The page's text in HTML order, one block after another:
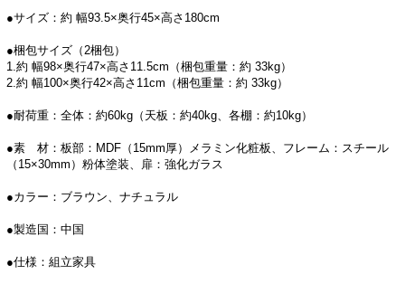
●サイズ：約 幅93.5×奥行45×高さ180cm
●梱包サイズ（2梱包）
1.約 幅98×奥行47×高さ11.5cm（梱包重量：約 33kg）
2.約 幅100×奥行42×高さ11cm（梱包重量：約 33kg）
●耐荷重：全体：約60kg（天板：約40kg、各棚：約10kg）
●素 材：板部：MDF（15mm厚）メラミン化粧板、フレーム：スチール
（15×30mm）粉体塗装、扉：強化ガラス
●カラー：ブラウン、ナチュラル
●製造国：中国
●仕様：組立家具